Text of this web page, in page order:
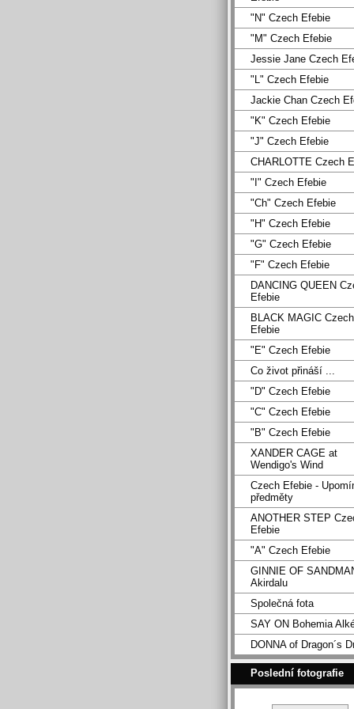
"N" Czech Efebie
"M" Czech Efebie
Jessie Jane Czech
"L" Czech Efebie
Jackie Chan Czech
"K" Czech Efebie
"J" Czech Efebie
CHARLOTTE Czech
"I" Czech Efebie
"Ch" Czech Efebie
"H" Czech Efebie
"G" Czech Efebie
"F" Czech Efebie
DANCING QUEEN
Efebie
BLACK MAGIC Czech
Efebie
"E" Czech Efebie
Co život přináší ...
"D" Czech Efebie
"C" Czech Efebie
"B" Czech Efebie
XANDER CAGE at
Wendigo's Wind
Czech Efebie -
předměty
ANOTHER STEP
Efebie
"A" Czech Efebie
GINNIE OF
Akirdalu
Společná fota
SAY ON Bohemia
DONNA of Dragon´s
Poslední fotografie